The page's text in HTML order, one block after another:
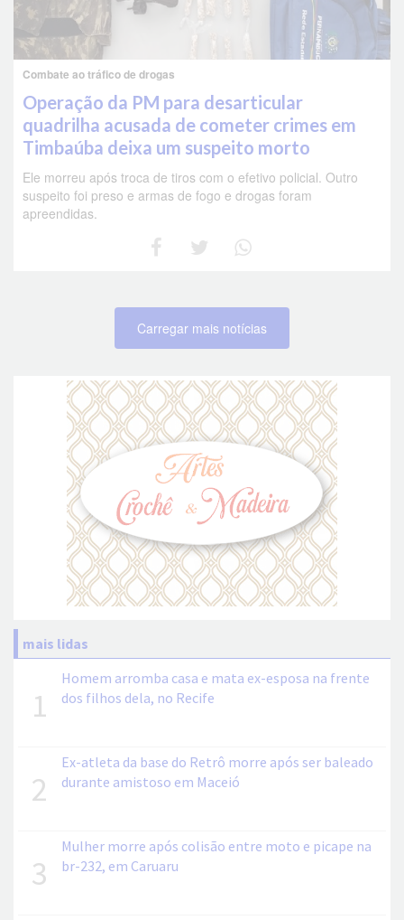
Combate ao tráfico de drogas
Operação da PM para desarticular
quadrilha acusada de cometer crimes em
Timbaúba deixa um suspeito morto
Ele morreu após troca de tiros com o efetivo policial. Outro
suspeito foi preso e armas de fogo e drogas foram
apreendidas.
Carregar mais notícias
mais lidas
1
Homem arromba casa e mata ex-esposa na frente
dos filhos dela, no Recife
2
Ex-atleta da base do Retrô morre após ser baleado
durante amistoso em Maceió
3
Mulher morre após colisão entre moto e picape na
br-232, em Caruaru